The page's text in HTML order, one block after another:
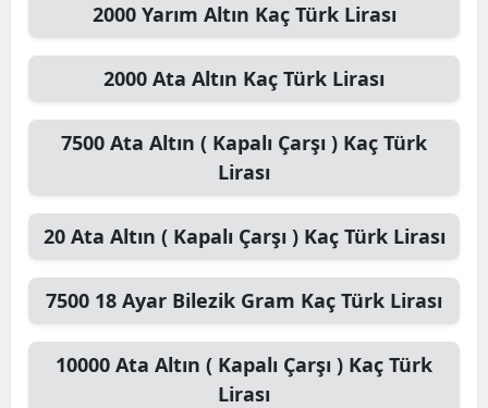
2000 Yarım Altın Kaç Türk Lirası
2000 Ata Altın Kaç Türk Lirası
7500 Ata Altın ( Kapalı Çarşı ) Kaç Türk
Lirası
20 Ata Altın ( Kapalı Çarşı )Kaç Türk Lirası
7500 18 Ayar Bilezik Gram Kaç Türk Lirası
10000 Ata Altın ( Kapalı Çarşı ) Kaç Türk
Lirası